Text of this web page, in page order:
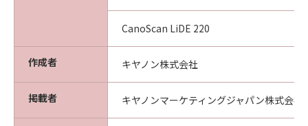
CanoScan LiDE 220
作成者 キヤノン株式会社
掲載者 キヤノンマーケティングジャパン株式会社